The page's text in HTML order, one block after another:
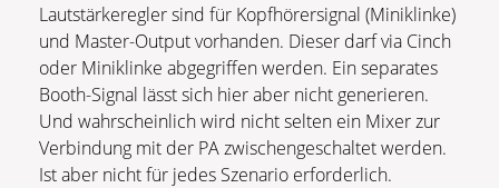
Lautstärkeregler sind für Kopfhörersignal (Miniklinke)
und Master-Output vorhanden. Dieser darf via Cinch
oder Miniklinke abgegriffen werden. Ein separates
Booth-Signal lässt sich hier aber nicht generieren.
Und wahrscheinlich wird nicht selten ein Mixer zur
Verbindung mit der PA zwischengeschaltet werden.
Ist aber nicht für jedes Szenario erforderlich.